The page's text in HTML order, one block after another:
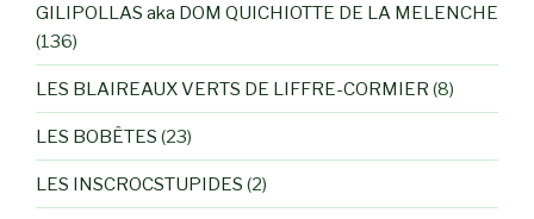
GILIPOLLAS aka DOM QUICHIOTTE DE LA MELENCHE
(136)
LES BLAIREAUX VERTS DE LIFFRE-CORMIER (8)
LES BOBÊTES (23)
LES INSCROCSTUPIDES (2)